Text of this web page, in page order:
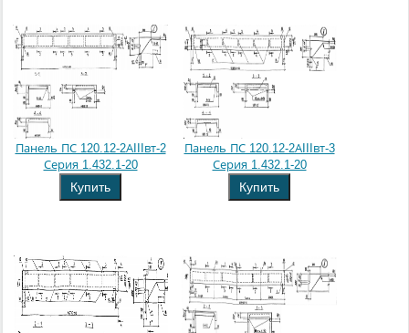
Панель ПС 120.12-2АIIIвт-2
Серия 1.432.1-20
Купить
Панель ПС 120.12-2АIIIвт-3
Серия 1.432.1-20
Купить